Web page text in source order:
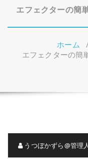
エフェクターの簡
ホーム /
エフェクターの簡
うつぼかずら@管理